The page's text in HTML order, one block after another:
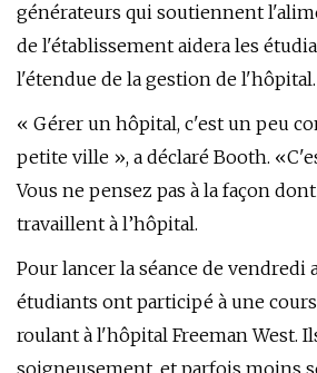
générateurs qui soutiennent
de l'établissement aidera les
l'étendue de la gestion de l'hôpital.
« Gérer un hôpital, c'est un peu
petite ville », a déclaré Booth.
Vous ne pensez pas à la façon
travaillent à l’hôpital.
Pour lancer la séance de vendredi
étudiants ont participé à une
roulant à l'hôpital Freeman West.
soigneusement, et parfois moins